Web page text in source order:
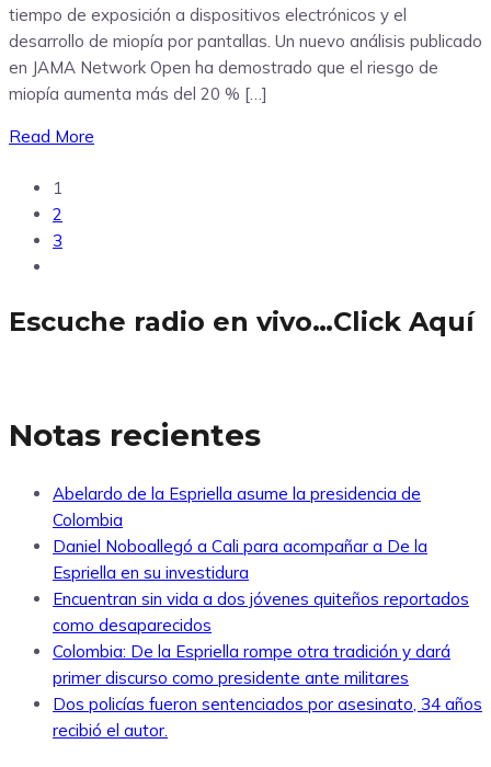
tiempo de exposición a dispositivos electrónicos y el
desarrollo de miopía por pantallas. Un nuevo análisis publicado
en JAMA Network Open ha demostrado que el riesgo de
miopía aumenta más del 20 % […]
Read More
1
2
3
Escuche radio en vivo…Click Aquí
Notas recientes
Abelardo de la Espriella asume la presidencia de
Colombia
Daniel Noboallegó a Cali para acompañar a De la
Espriella en su investidura
Encuentran sin vida a dos jóvenes quiteños reportados
como desaparecidos
Colombia: De la Espriella rompe otra tradición y dará
primer discurso como presidente ante militares
Dos policías fueron sentenciados por asesinato, 34 años
recibió el autor.